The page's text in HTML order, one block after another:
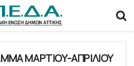
ΜΑΡΤΙΟΥ-ΑΠΡΙΛΙΟΥ